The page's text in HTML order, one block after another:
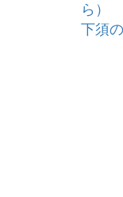
ら）
下須